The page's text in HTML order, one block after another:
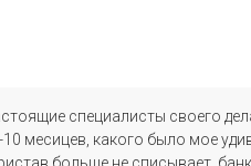
специалисты своего
месицев, какого было мое